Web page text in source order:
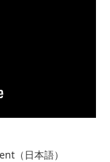
（日本語）